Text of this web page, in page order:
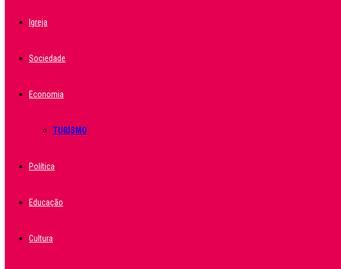
Igreja
Sociedade
Economia
TURISMO
Política
Educação
Cultura